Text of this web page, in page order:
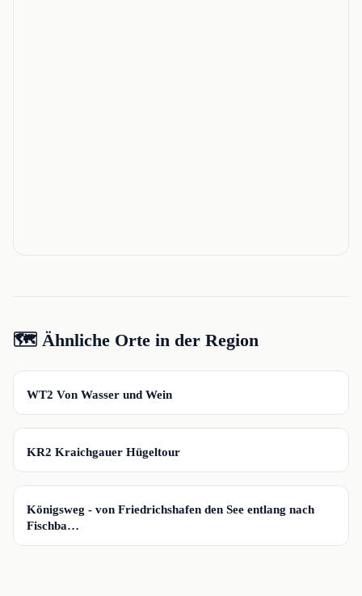
🗺️ Ähnliche Orte in der Region
📍
WT2 Von Wasser und Wein
📍
KR2 Kraichgauer Hügeltour
📍
Königsweg - von Friedrichshafen den See entlang nach
Fischba…